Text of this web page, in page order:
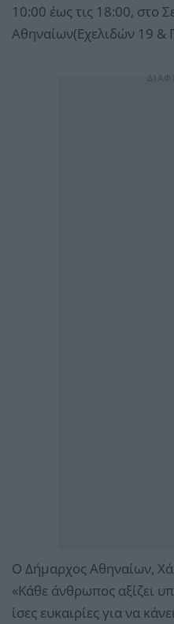
10:00 έως τις 18:00, στο
Αθηναίων(Εχελιδών 19 &
Ο Δήμαρχος Αθηναίων,
«Κάθε άνθρωπος αξίζει
ίσες ευκαιρίες για να